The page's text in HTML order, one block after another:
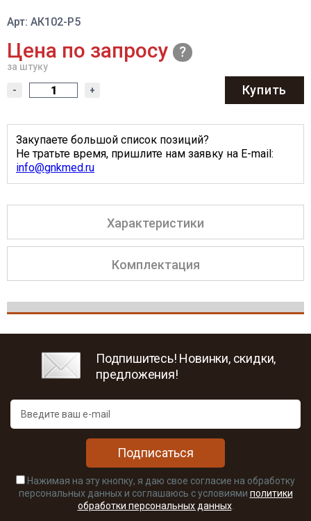
Арт: АК102-Р5
Цена по запросу
за штуку
- + Купить
Закупаете большой список позиций?
Не тратьте время, пришлите нам заявку на E-mail:
info@gnkmed.ru
Характеристики
Комплектация
Подпишитесь! Новинки, скидки,
предложения!
Подписаться
Нажимая на эту кнопку, я даю свое согласие на обработку
персональных данных и соглашаюсь с условиями политики
обработки персональных данных.